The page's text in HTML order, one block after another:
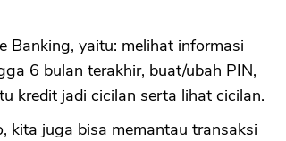
Banking, yaitu: melihat informasi
6 bulan terakhir, buat/ubah PIN,
kredit jadi cicilan serta lihat cicilan.
kita juga bisa memantau transaksi